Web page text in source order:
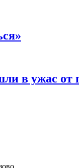
в ужас от